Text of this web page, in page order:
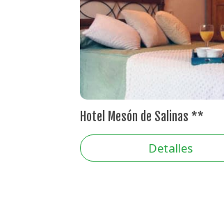
Hotel Mesón de Salinas **
Detalles